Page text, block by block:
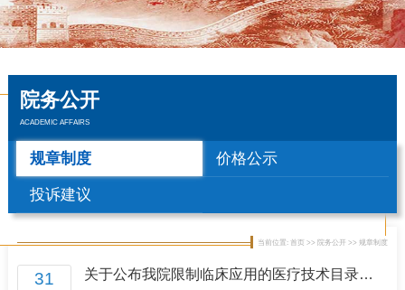
院务公开
ACADEMIC AFFAIRS
规章制度 价格公示
投诉建议
当前位置: 首页 >> 院务公开 >> 规章制度
31
关于公布我院限制临床应用的医疗技术目录